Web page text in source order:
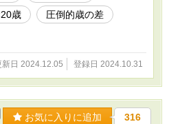
まった！ このお話は！元聖女と
から好きなことして生きていこ
い精霊と二人と一匹で世界を旅
である！ でも道中は穏やかなだ
いただきありがとうございま
ート、一言でも感想をいただけま
だいまBL大賞にも参加中です！
します！
歳
圧倒的歳の差
新日 2024.12.05 登録日 2024.10.31
お気に入りに追加 316